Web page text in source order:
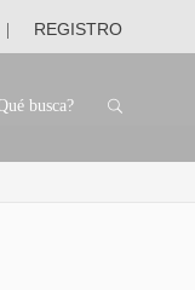
REGISTRO